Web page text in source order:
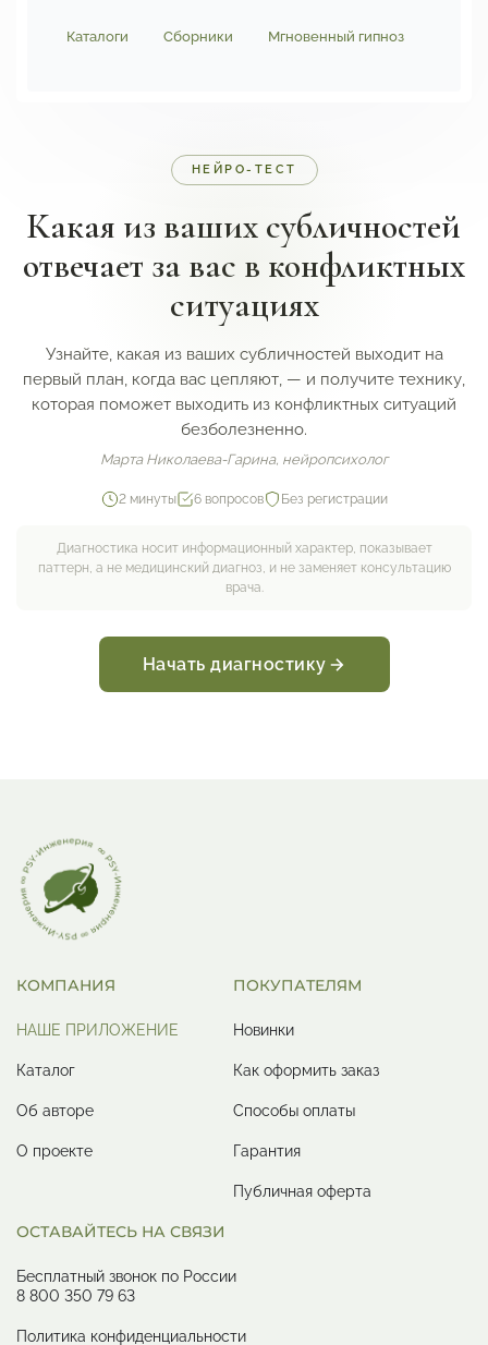
Каталоги Сборники Мгновенный гипноз
НЕЙРО-ТЕСТ
Какая из ваших субличностей
отвечает за вас в конфликтных
ситуациях
Узнайте, какая из ваших субличностей выходит на
первый план, когда вас цепляют, — и получите технику,
которая поможет выходить из конфликтных ситуаций
безболезненно.
Марта Николаева-Гарина, нейропсихолог
2 минуты 6 вопросов Без регистрации
Диагностика носит информационный характер, показывает
паттерн, а не медицинский диагноз, и не заменяет консультацию
врача.
Начать диагностику
КОМПАНИЯ
НАШЕ ПРИЛОЖЕНИЕ
Каталог
Об авторе
О проекте
ПОКУПАТЕЛЯМ
Новинки
Как оформить заказ
Способы оплаты
Гарантия
Публичная оферта
ОСТАВАЙТЕСЬ НА СВЯЗИ
Бесплатный звонок по России
8 800 350 79 63
Политика конфиденциальности